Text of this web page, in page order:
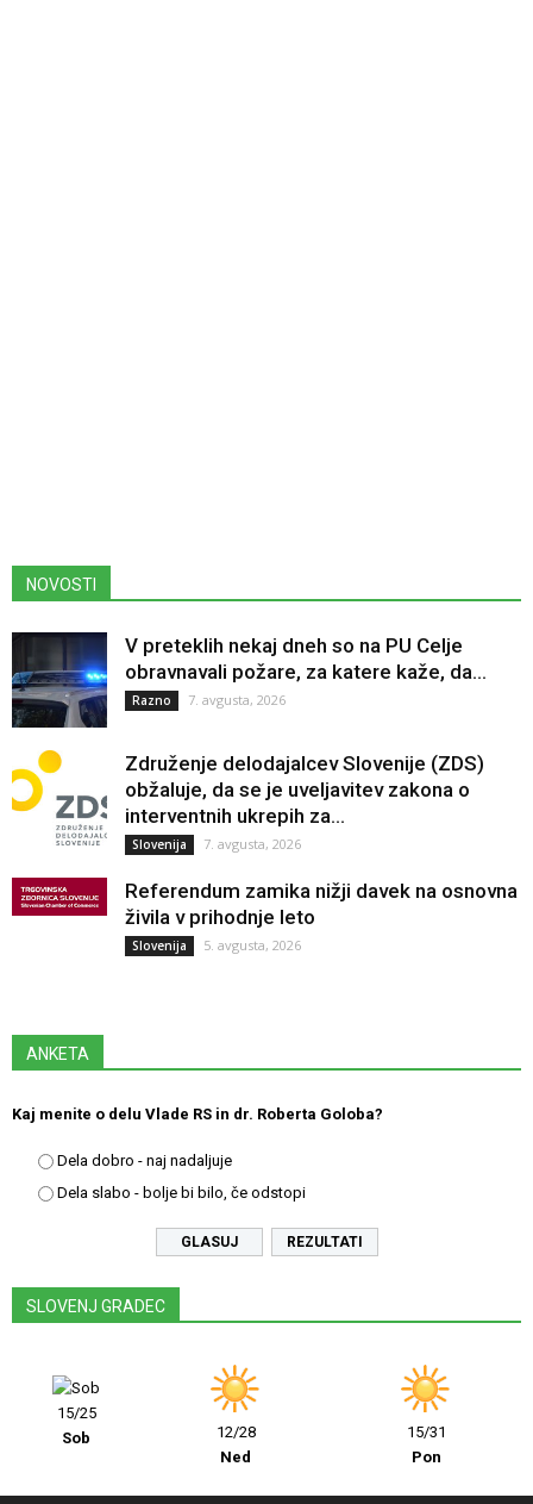
NOVOSTI
V preteklih nekaj dneh so na PU Celje
obravnavali požare, za katere kaže, da...
Razno 7. avgusta, 2026
Združenje delodajalcev Slovenije (ZDS)
obžaluje, da se je uveljavitev zakona o
interventnih ukrepih za...
Slovenija 7. avgusta, 2026
Referendum zamika nižji davek na osnovna
živila v prihodnje leto
Slovenija 5. avgusta, 2026
ANKETA
Kaj menite o delu Vlade RS in dr. Roberta Goloba?
Dela dobro - naj nadaljuje
Dela slabo - bolje bi bilo, če odstopi
REZULTATI
SLOVENJ GRADEC
15/25
Sob
12/28
Ned
15/31
Pon